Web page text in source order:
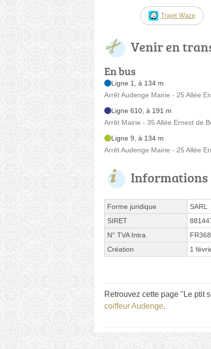
Trajet Waze
Venir en
En bus
Ligne 1, à 134 m
Arrêt Audenge Mairie - 25 Allée
Ligne 610, à 191 m
Arrêt Mairie - 35 Allée Ernest de
Ligne 9, à 134 m
Arrêt Audenge Mairie - 25 Allée
Informations
Forme juridique
SARL
SIRET
N° TVA Intra.
Création
1
Retrouvez cette page "Le ptit
coiffeur Audenge.